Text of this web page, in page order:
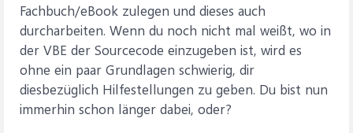
Fachbuch/eBook zulegen und dieses auch
durcharbeiten. Wenn du noch nicht mal weißt, wo in
der VBE der Sourcecode einzugeben ist, wird es
ohne ein paar Grundlagen schwierig, dir
diesbezüglich Hilfestellungen zu geben. Du bist nun
immerhin schon länger dabei, oder?